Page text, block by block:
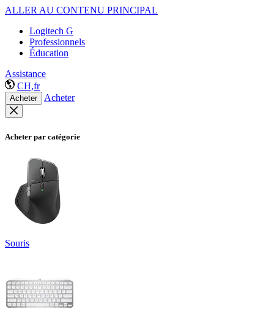
ALLER AU CONTENU PRINCIPAL
Logitech G
Professionnels
Éducation
Assistance
CH,fr
Acheter Acheter
Acheter par catégorie
Souris